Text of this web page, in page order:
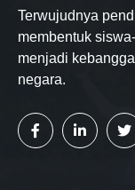
Terwujudnya
membentuk
menjadi
negara.